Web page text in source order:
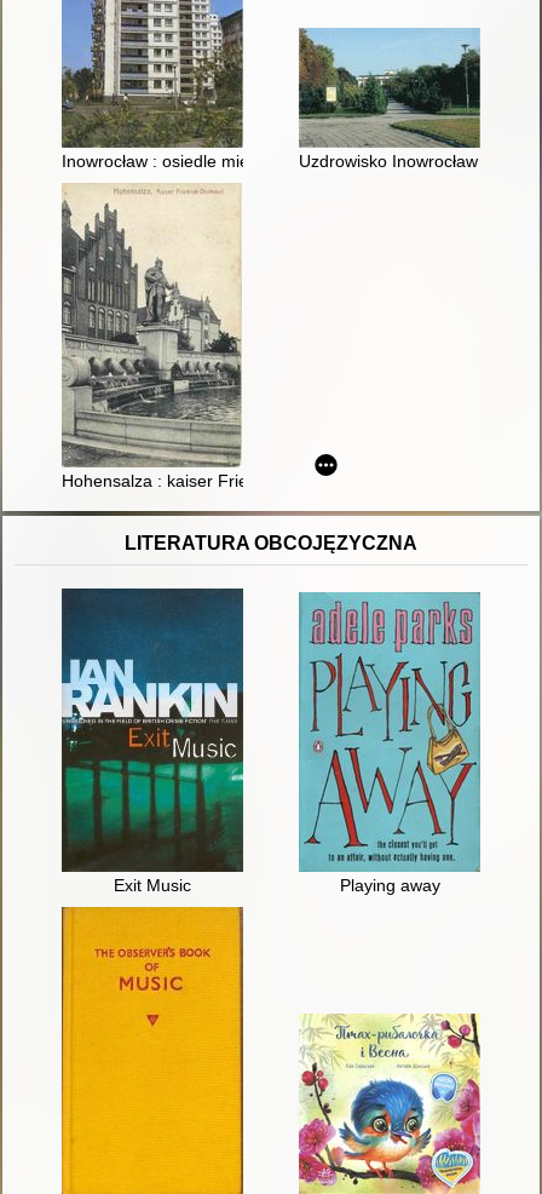
Inowrocław : osiedle mieszkaniowe przy alei Mikołaja
Uzdrowisko Inowrocław : aleja
Hohensalza : kaiser Friedrich-Denkmal
LITERATURA OBCOJĘZYCZNA
Exit Music Playing away